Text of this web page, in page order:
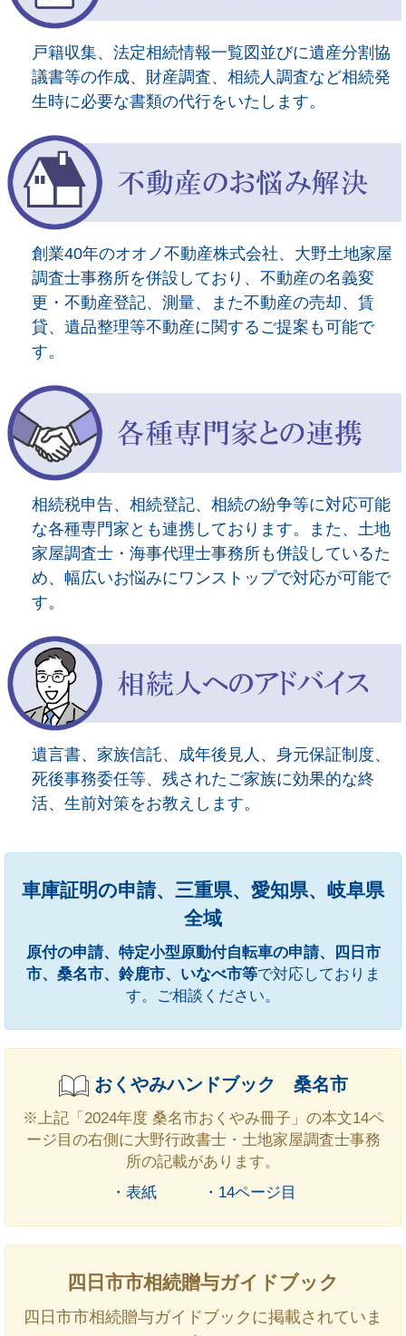
戸籍収集、法定相続情報一覧図並びに遺産分割協
議書等の作成、財産調査、相続人調査など相続発
生時に必要な書類の代行をいたします。
創業40年のオオノ不動産株式会社、大野土地家屋
調査士事務所を併設しており、不動産の名義変
更・不動産登記、測量、また不動産の売却、賃
貸、遺品整理等不動産に関するご提案も可能で
す。
相続税申告、相続登記、相続の紛争等に対応可能
な各種専門家とも連携しております。また、土地
家屋調査士・海事代理士事務所も併設しているた
め、幅広いお悩みにワンストップで対応が可能で
す。
遺言書、家族信託、成年後見人、身元保証制度、
死後事務委任等、残されたご家族に効果的な終
活、生前対策をお教えします。
車庫証明の申請、三重県、愛知県、岐阜県
全域
原付の申請、特定小型原動付自転車の申請、四日市
市、桑名市、鈴鹿市、いなべ市等で対応しておりま
す。ご相談ください。
おくやみハンドブック 桑名市
※上記「2024年度 桑名市おくやみ冊子」の本文14ペ
ージ目の右側に大野行政書士・土地家屋調査士事務
所の記載があります。
・表紙
・14ページ目
四日市市相続贈与ガイドブック
四日市市相続贈与ガイドブックに掲載されていま